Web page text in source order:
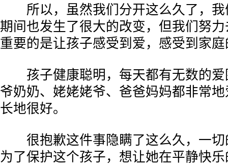
所以，虽然我们分开这么久了，我
期间也发生了很大的改变，但我们努
重要的是让孩子感受到爱，感受到家
孩子健康聪明，每天都有无数的爱
爷奶奶、姥姥姥爷、爸爸妈妈都非常
长地很好。
很抱歉这件事隐瞒了这么久，一切
为了保护这个孩子，想让她在平静快